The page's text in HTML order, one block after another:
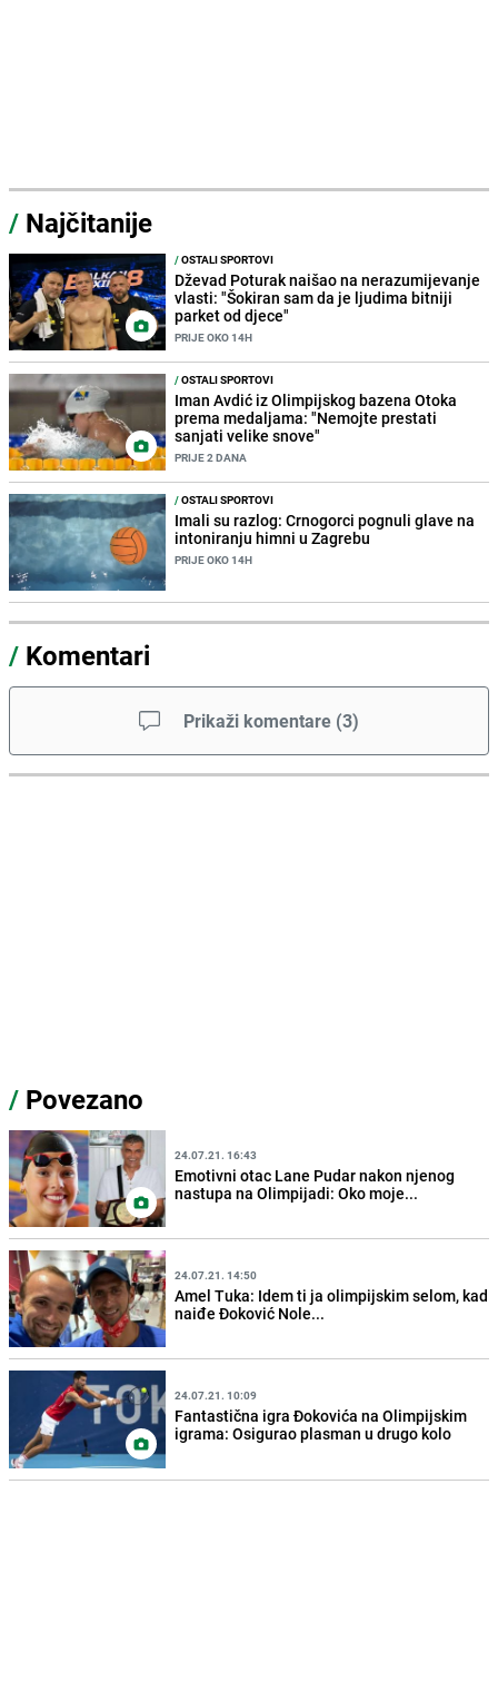
/ Najčitanije
/OSTALI SPORTOVI
Dževad Poturak naišao na nerazumijevanje
vlasti: "Šokiran sam da je ljudima bitniji
parket od djece"
PRIJE OKO 14H
/OSTALI SPORTOVI
Iman Avdić iz Olimpijskog bazena Otoka
prema medaljama: "Nemojte prestati
sanjati velike snove"
PRIJE 2 DANA
/OSTALI SPORTOVI
Imali su razlog: Crnogorci pognuli glave na
intoniranju himni u Zagrebu
PRIJE OKO 14H
/ Komentari
Prikaži komentare (3)
/ Povezano
24.07.21. 16:43
Emotivni otac Lane Pudar nakon njenog
nastupa na Olimpijadi: Oko moje...
24.07.21. 14:50
Amel Tuka: Idem ti ja olimpijskim selom, kad
naiđe Đoković Nole...
24.07.21. 10:09
Fantastična igra Đokovića na Olimpijskim
igrama: Osigurao plasman u drugo kolo